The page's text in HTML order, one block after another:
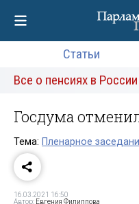
Статьи
Все о пенсиях в России
Госдума
Тема: Пленарное
16.03.2021 16:50
Автор: Евгения Филиппова